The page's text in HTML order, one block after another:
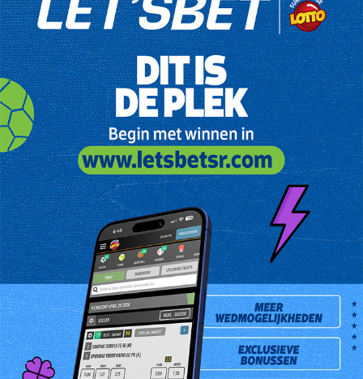
Mevrouw Leoni Comvalius-Zaandam is de gelukkige High 5
hoofdprijs winnares van de trekking van donderdag 5 april 2018.
Zij kocht het winnend lot bij Rossignol Lottoverkooppunt,
gevestigd aan de Jozel Israelstraat # 1.